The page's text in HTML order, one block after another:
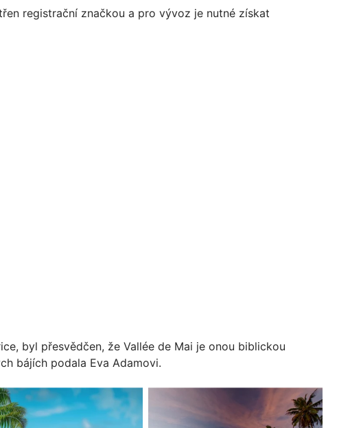
registrační značkou a pro vývoz je nutné získat
byl přesvědčen, že Vallée de Mai je onou biblickou
bájích podala Eva Adamovi.